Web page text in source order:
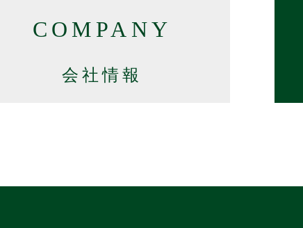
COMPANY
会社情報